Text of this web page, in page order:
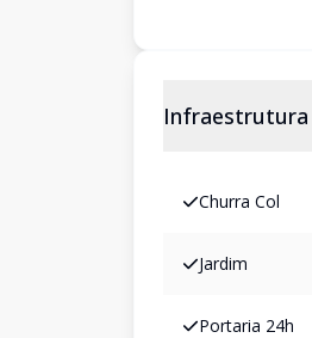
Infraestrutura
Churra Col
Jardim
Portaria 24h